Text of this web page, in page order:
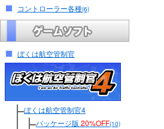
コントローラー各種(6)
ぼくは航空管制官
ぼくは航空管制官4
パッケージ版 20%OFF(10)